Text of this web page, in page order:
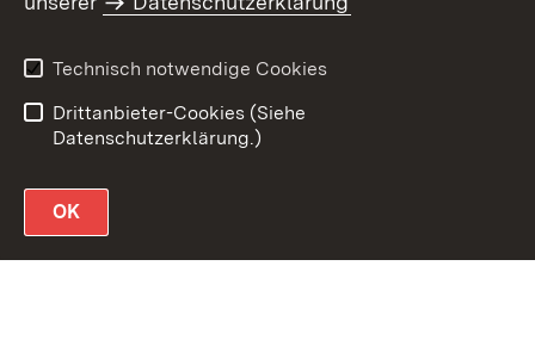
Technisch notwendige Cookies
Drittanbieter-Cookies (Siehe
Datenschutzerklärung.)
OK